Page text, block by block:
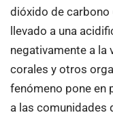
dióxido de carbono
llevado a una
negativamente a la
corales y otros
fenómeno pone en
a las comunidades